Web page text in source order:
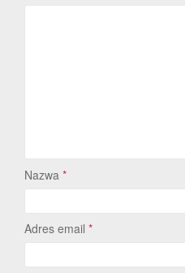
Nazwa *
Adres email *